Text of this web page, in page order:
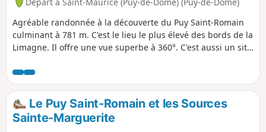
Agréable randonnée à la découverte du Puy Saint-Romain
culminant à 781 m. C'est le lieu le plus élevé des bords de la
Limagne. Il offre une vue superbe à 360°. C'est aussi un site
entourés d'un champ de sépultures mérovingiennes.
Le Puy Saint-Romain et les Sources
Sainte-Marguerite